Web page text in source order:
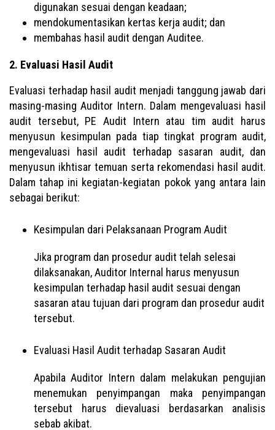
digunakan sesuai dengan keadaan;
mendokumentasikan kertas kerja audit; dan
membahas hasil audit dengan Auditee.
2. Evaluasi Hasil Audit
Evaluasi terhadap hasil audit menjadi tanggung jawab dari
masing-masing Auditor Intern. Dalam mengevaluasi hasil
audit tersebut, PE Audit Intern atau tim audit harus
menyusun kesimpulan pada tiap tingkat program audit,
mengevaluasi hasil audit terhadap sasaran audit, dan
menyusun ikhtisar temuan serta rekomendasi hasil audit.
Dalam tahap ini kegiatan-kegiatan pokok yang antara lain
sebagai berikut:
Kesimpulan dari Pelaksanaan Program Audit
Jika program dan prosedur audit telah selesai
dilaksanakan, Auditor Internal harus menyusun
kesimpulan terhadap hasil audit sesuai dengan
sasaran atau tujuan dari program dan prosedur audit
tersebut.
Evaluasi Hasil Audit terhadap Sasaran Audit
Apabila Auditor Intern dalam melakukan pengujian
menemukan penyimpangan maka penyimpangan
tersebut harus dievaluasi berdasarkan analisis
sebab akibat.